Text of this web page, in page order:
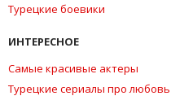
Турецкие боевики
ИНТЕРЕСНОЕ
Самые красивые актеры
Турецкие сериалы про любовь